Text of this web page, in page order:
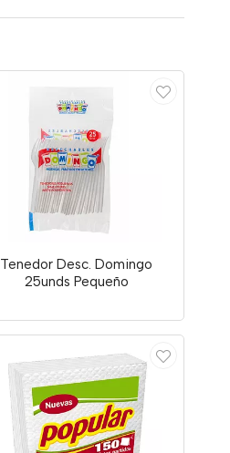
Tenedor Desc. Domingo
25unds Pequeño